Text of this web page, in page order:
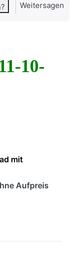
Weitersagen
10-
mit
Aufpreis